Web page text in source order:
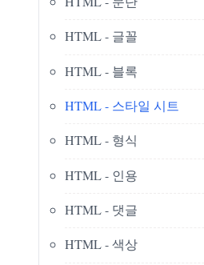
HTML - 글꼴
HTML - 블록
HTML - 스타일 시트
HTML - 형식
HTML - 인용
HTML - 댓글
HTML - 색상